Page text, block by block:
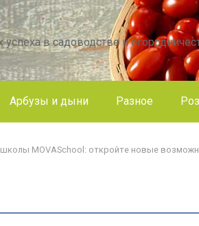
в садоводстве и
Арбузы и дыни Разное
MOVASchool: откройте новые